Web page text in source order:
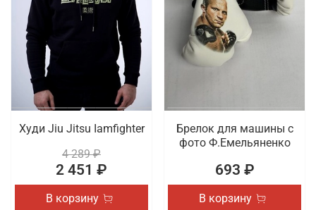
Худи Jiu Jitsu Iamfighter
4 289 ₽
2 451 ₽
В корзину
Брелок для машины с
фото Ф.Емельяненко
693 ₽
В корзину